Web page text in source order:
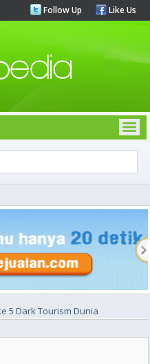
Follow Up Like Us
5 Dark Tourism Dunia